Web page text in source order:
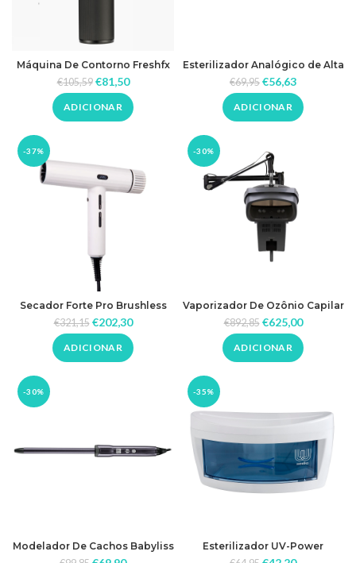
Máquina De Contorno Freshfx
Trimmer Babylisspro
€105,59 €81,50
ADICIONAR
Esterilizador Analógico de Alta
Temperatura 300w GL NAILS
€69,95 €56,63
ADICIONAR
-37%
Secador Forte Pro Brushless
2150W Jrl White
€321,15 €202,30
ADICIONAR
-30%
Vaporizador De Ozônio Capilar
408d White Hair Gabbiano
€892,85 €625,00
ADICIONAR
-30%
Modelador De Cachos Babyliss
Pro Digicurl BAB2911E
-35%
Esterilizador UV-Power